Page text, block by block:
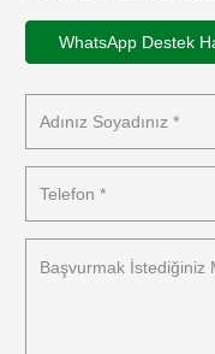
WhatsApp Destek